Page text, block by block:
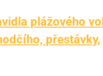
plážového
přestávky,